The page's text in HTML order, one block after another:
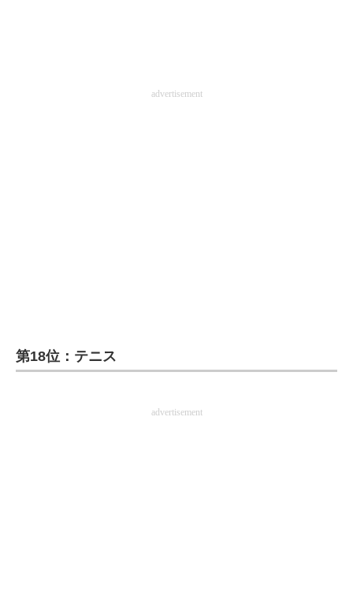
advertisement
第18位：テニス
advertisement